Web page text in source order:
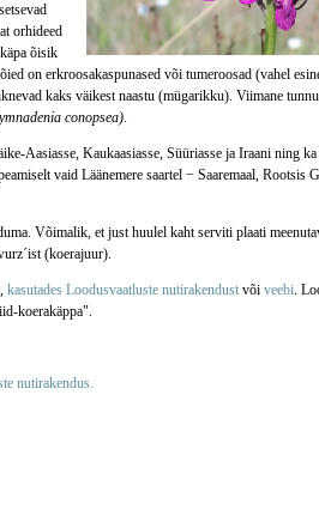
orhideed
õisik
on erkroosakaspunased või tumeroosad (vahel
kaks väikest naastu (mügarikku). Viimane
conopsea).
Aasiasse, Kaukaasiasse, Süüriasse ja Iraani ning
vaid Läänemere saartel − Saaremaal, Rootsis
Võimalik, et just huulel kaht serviti plaati
(koerajuur).
kasutades Loodusvaatluste nutirakendustvõi veebi.
koerakäppa".
nutirakendus.